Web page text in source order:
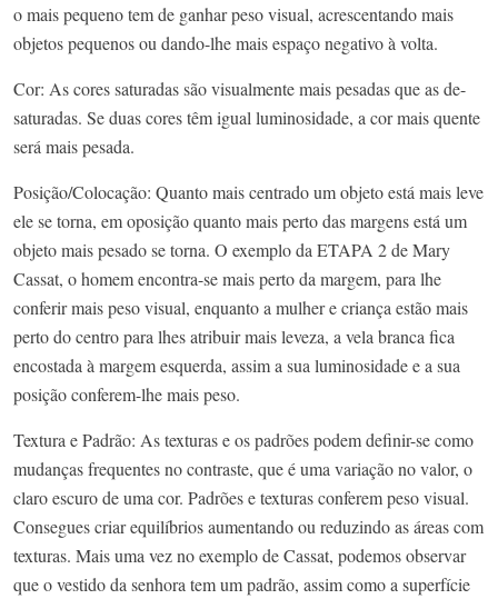
o mais pequeno tem de ganhar peso visual, acrescentando mais
objetos pequenos ou dando-lhe mais espaço negativo à volta.
Cor: As cores saturadas são visualmente mais pesadas que as de-
saturadas. Se duas cores têm igual luminosidade, a cor mais quente
será mais pesada.
Posição/Colocação: Quanto mais centrado um objeto está mais leve
ele se torna, em oposição quanto mais perto das margens está um
objeto mais pesado se torna. O exemplo da ETAPA 2 de Mary
Cassat, o homem encontra-se mais perto da margem, para lhe
conferir mais peso visual, enquanto a mulher e criança estão mais
perto do centro para lhes atribuir mais leveza, a vela branca fica
encostada à margem esquerda, assim a sua luminosidade e a sua
posição conferem-lhe mais peso.
Textura e Padrão: As texturas e os padrões podem definir-se como
mudanças frequentes no contraste, que é uma variação no valor, o
claro escuro de uma cor. Padrões e texturas conferem peso visual.
Consegues criar equilíbrios aumentando ou reduzindo as áreas com
texturas. Mais uma vez no exemplo de Cassat, podemos observar
que o vestido da senhora tem um padrão, assim como a superfície